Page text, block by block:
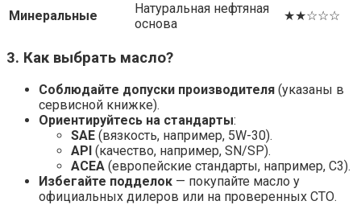
Минеральные
Натуральная нефтяная
основа
★★☆☆☆
3. Как выбрать масло?
Соблюдайте допуски производителя (указаны в
сервисной книжке).
Ориентируйтесь на стандарты:
SAE (вязкость, например, 5W-30).
API (качество, например, SN/SP).
ACEA (европейские стандарты, например, C3).
Избегайте подделок — покупайте масло у
официальных дилеров или на проверенных СТО.